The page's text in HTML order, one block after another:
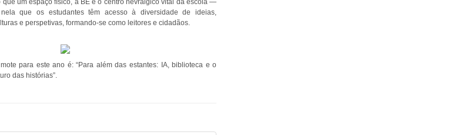
que um espaço físico, a BE é o centro nevrálgico vital da escola —
que os estudantes têm acesso à diversidade de ideias,
e perspetivas, formando-se como leitores e cidadãos.
para este ano é: “Para além das estantes: IA, biblioteca e o
das histórias”.